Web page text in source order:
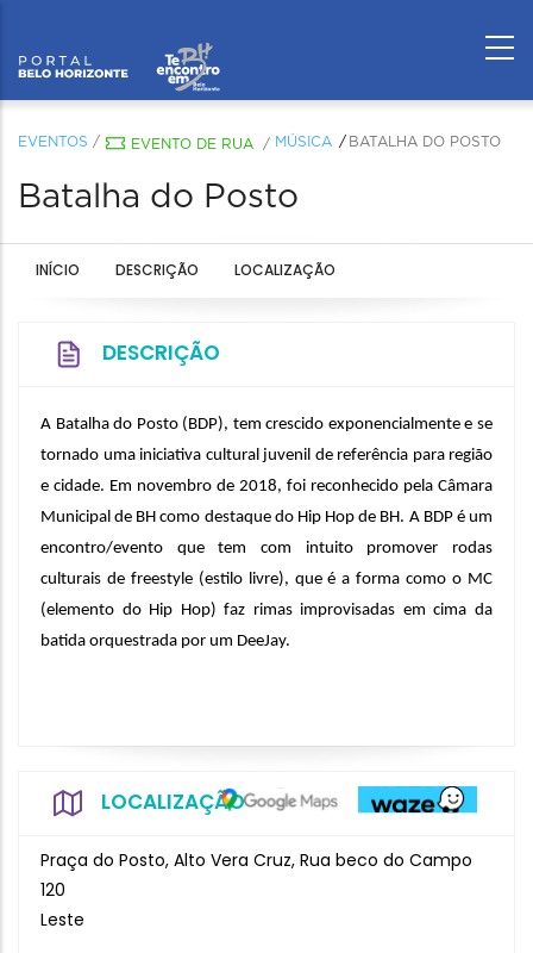
EVENTOS / EVENTO DE RUA / MÚSICA BATALHA DO POSTO
Batalha do Posto
INÍCIO DESCRIÇÃO LOCALIZAÇÃO
DESCRIÇÃO
A Batalha do Posto (BDP), tem crescido exponencialmente e se
tornado uma iniciativa cultural juvenil de referência para região
e cidade. Em novembro de 2018, foi reconhecido pela Câmara
Municipal de BH como destaque do Hip Hop de BH. A BDP é um
encontro/evento que tem com intuito promover rodas
culturais de freestyle (estilo livre), que é a forma como o MC
(elemento do Hip Hop) faz rimas improvisadas em cima da
batida orquestrada por um DeeJay.
LOCALIZAÇÃO
Praça do Posto, Alto Vera Cruz, Rua beco do Campo
120
Leste